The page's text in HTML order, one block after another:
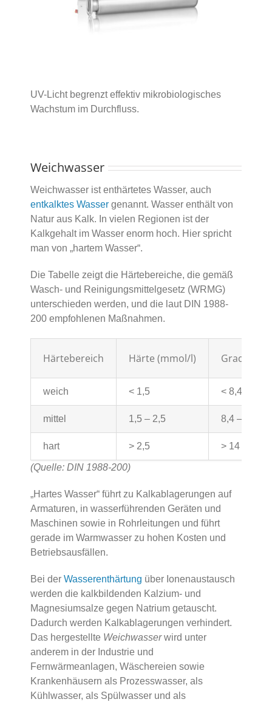
UV-Licht begrenzt effektiv mikrobiologisches
Wachstum im Durchfluss.
Weichwasser
Weichwasser ist enthärtetes Wasser, auch
entkalktes Wasser genannt. Wasser enthält von
Natur aus Kalk. In vielen Regionen ist der
Kalkgehalt im Wasser enorm hoch. Hier spricht
man von „hartem Wasser“.
Die Tabelle zeigt die Härtebereiche, die gemäß
Wasch- und Reinigungsmittelgesetz (WRMG)
unterschieden werden, und die laut DIN 1988-
200 empfohlenen Maßnahmen.
Härtebereich Härte (mmol/l) Grad
weich < 1,5 < 8,4
mittel 1,5 – 2,5 8,4 – 14
hart > 2,5 > 14
(Quelle: DIN 1988-200)
„Hartes Wasser“ führt zu Kalkablagerungen auf
Armaturen, in wasserführenden Geräten und
Maschinen sowie in Rohrleitungen und führt
gerade im Warmwasser zu hohen Kosten und
Betriebsausfällen.
Bei der Wasserenthärtung über Ionenaustausch
werden die kalkbildenden Kalzium- und
Magnesiumsalze gegen Natrium getauscht.
Dadurch werden Kalkablagerungen verhindert.
Das hergestellte Weichwasserwird unter
anderem in der Industrie und
Fernwärmeanlagen, Wäschereien sowie
Krankenhäusern als Prozesswasser, als
Kühlwasser, als Spülwasser und als